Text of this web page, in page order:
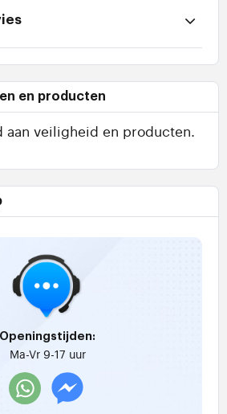
en producten
veiligheid en producten.
Openingstijden:
Ma-Vr 9-17 uur